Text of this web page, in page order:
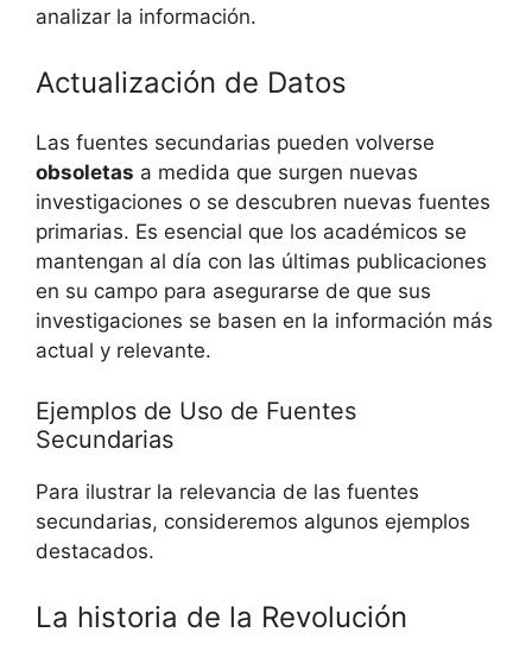
analizar la información.
Actualización de Datos
Las fuentes secundarias pueden volverse
obsoletas a medida que surgen nuevas
investigaciones o se descubren nuevas fuentes
primarias. Es esencial que los académicos se
mantengan al día con las últimas publicaciones
en su campo para asegurarse de que sus
investigaciones se basen en la información más
actual y relevante.
Ejemplos de Uso de Fuentes
Secundarias
Para ilustrar la relevancia de las fuentes
secundarias, consideremos algunos ejemplos
destacados.
La historia de la Revolución